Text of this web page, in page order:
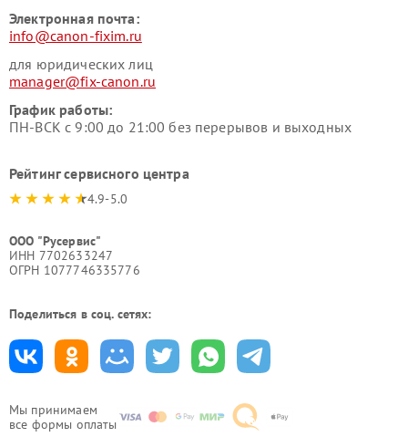
Мы принимаем
все формы оплаты
Электронная почта:
info@canon-fixim.ru
для юридических лиц
manager@fix-canon.ru
График работы:
ПН-ВСК с 9:00 до 21:00 без перерывов и выходных
Рейтинг сервисного центра
4.9-5.0
ООО "Русервис"
ИНН 7702633247
ОГРН 1077746335776
Поделиться в соц. сетях: